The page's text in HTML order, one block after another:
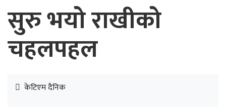
सुरु भयो राखीको
चहलपहल
केटिएम दैनिक